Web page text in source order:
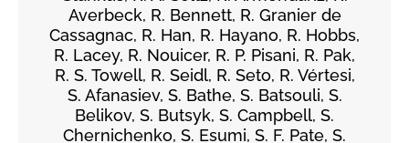
Averbeck, R. Bennett, R. Granier de
Cassagnac, R. Han, R. Hayano, R. Hobbs,
R. Lacey, R. Nouicer, R. P. Pisani, R. Pak,
R. S. Towell, R. Seidl, R. Seto, R. Vértesi,
S. Afanasiev, S. Bathe, S. Batsouli, S.
Belikov, S. Butsyk, S. Campbell, S.
Chernichenko, S. Esumi, S. F. Pate, S.